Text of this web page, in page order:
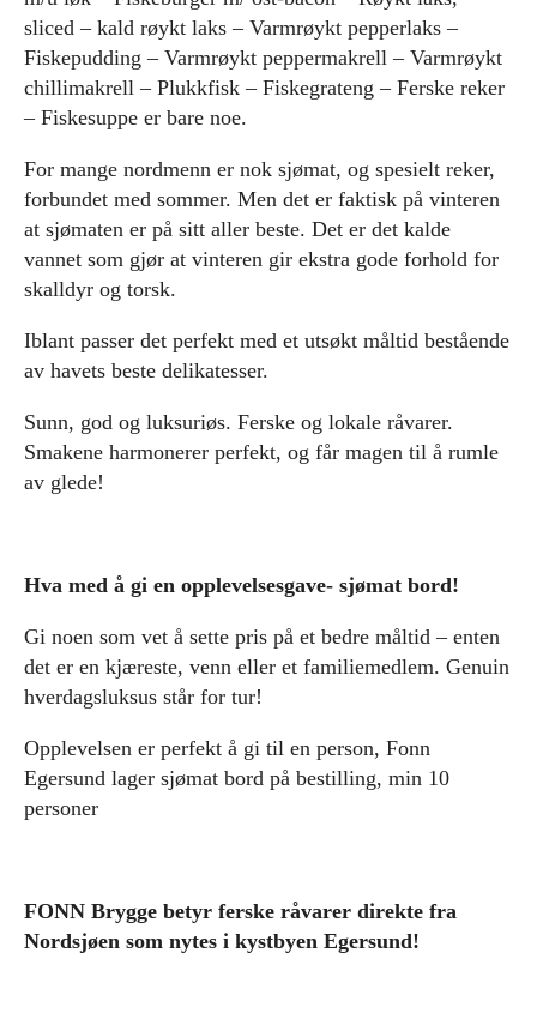
sliced – kald røykt laks – Varmrøykt pepperlaks –
Fiskepudding – Varmrøykt peppermakrell – Varmrøykt
chillimakrell – Plukkfisk – Fiskegrateng – Ferske reker
– Fiskesuppe er bare noe.
For mange nordmenn er nok sjømat, og spesielt reker,
forbundet med sommer. Men det er faktisk på vinteren
at sjømaten er på sitt aller beste. Det er det kalde
vannet som gjør at vinteren gir ekstra gode forhold for
skalldyr og torsk.
Iblant passer det perfekt med et utsøkt måltid bestående
av havets beste delikatesser.
Sunn, god og luksuriøs. Ferske og lokale råvarer.
Smakene harmonerer perfekt, og får magen til å rumle
av glede!
Hva med å gi en opplevelsesgave- sjømat bord!
Gi noen som vet å sette pris på et bedre måltid – enten
det er en kjæreste, venn eller et familiemedlem. Genuin
hverdagsluksus står for tur!
Opplevelsen er perfekt å gi til en person, Fonn
Egersund lager sjømat bord på bestilling, min 10
personer
FONN Brygge betyr ferske råvarer direkte fra
Nordsjøen som nytes i kystbyen Egersund!